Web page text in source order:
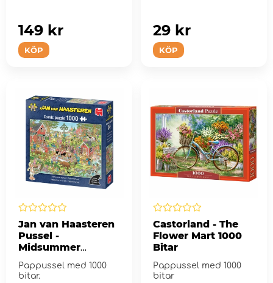
KÖP
149 kr
KÖP
29 kr
Jan van Haasteren
Pussel -
Midsummer
Pappussel med 1000
bitar.
Castorland - The
Flower Mart 1000
Bitar
Pappussel med 1000
bitar